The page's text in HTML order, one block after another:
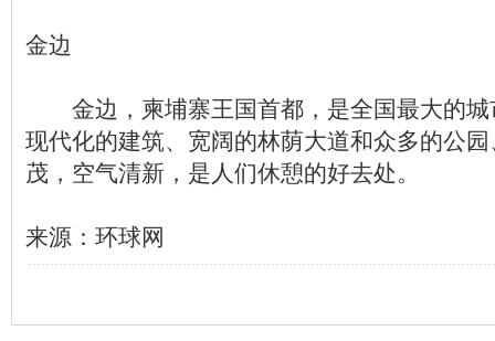
金边
金边，柬埔寨王国首都，是全国最大的城
现代化的建筑、宽阔的林荫大道和众多的公
茂，空气清新，是人们休憩的好去处。
来源：环球网